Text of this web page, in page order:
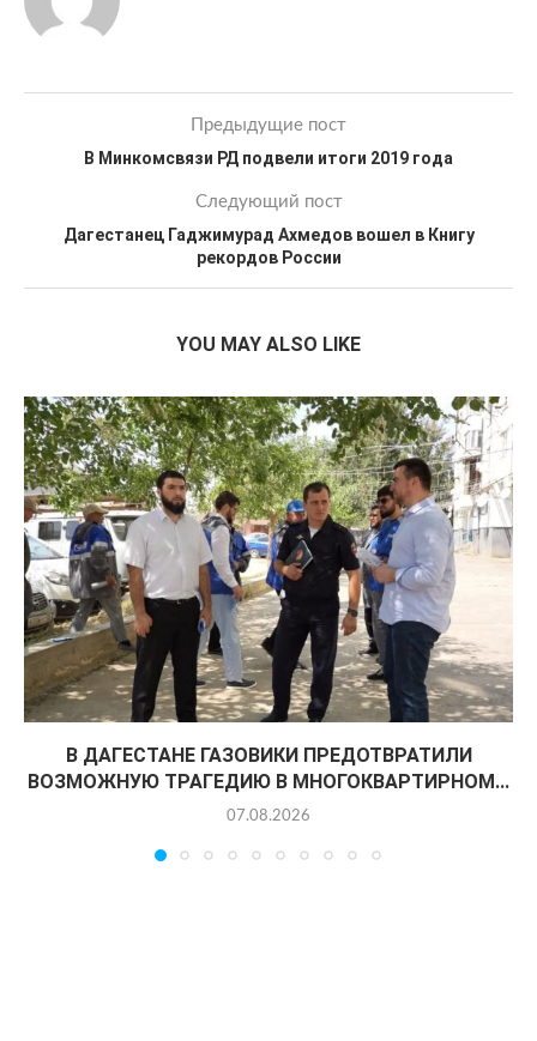
Предыдущие пост
В Минкомсвязи РД подвели итоги 2019 года
Следующий пост
Дагестанец Гаджимурад Ахмедов вошел в Книгу
рекордов России
YOU MAY ALSO LIKE
В ДАГЕСТАНЕ ГАЗОВИКИ ПРЕДОТВРАТИЛИ
ВОЗМОЖНУЮ ТРАГЕДИЮ В МНОГОКВАРТИРНОМ...
07.08.2026